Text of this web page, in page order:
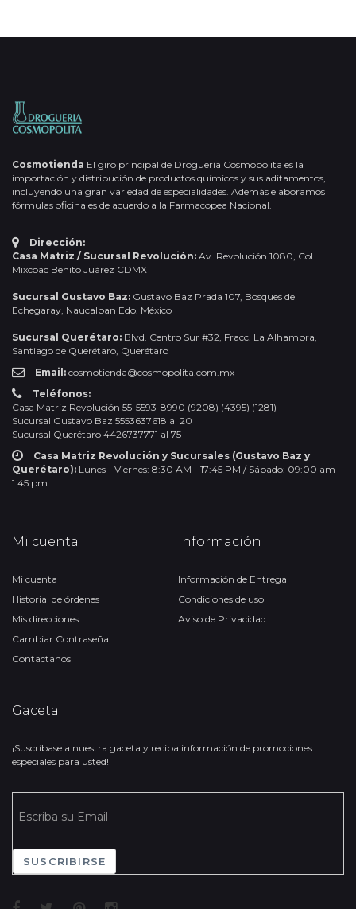
Cosmotienda El giro principal de Droguería Cosmopolita es la
importación y distribución de productos químicos y sus aditamentos,
incluyendo una gran variedad de especialidades. Además elaboramos
fórmulas oficinales de acuerdo a la Farmacopea Nacional.
Dirección:
Casa Matriz / Sucursal Revolución: Av. Revolución 1080, Col.
Mixcoac Benito Juárez CDMX
Sucursal Gustavo Baz: Gustavo Baz Prada 107, Bosques de
Echegaray, Naucalpan Edo. México
Sucursal Querétaro: Blvd. Centro Sur #32, Fracc. La Alhambra,
Santiago de Querétaro, Querétaro
Email: cosmotienda@cosmopolita.com.mx
Teléfonos:
Casa Matriz Revolución 55-5593-8990 (9208) (4395) (1281)
Sucursal Gustavo Baz 5553637618 al 20
Sucursal Querétaro 4426737771 al 75
Casa Matriz Revolución y Sucursales (Gustavo Baz y
Querétaro): Lunes - Viernes: 8:30 AM - 17:45 PM / Sábado: 09:00 am -
1:45 pm
Mi cuenta
Mi cuenta
Historial de órdenes
Mis direcciones
Cambiar Contraseña
Contactanos
Información
Información de Entrega
Condiciones de uso
Aviso de Privacidad
Gaceta
¡Suscríbase a nuestra gaceta y reciba información de promociones
especiales para usted!
SUSCRIBIRSE